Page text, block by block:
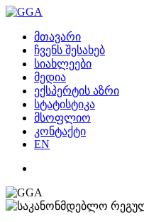
მთავარი
ჩვენს შესახებ
სიახლეები
მედია
ექსპერტის აზრი
სტატისტიკა
მსოფლიო
კონტაქტი
EN